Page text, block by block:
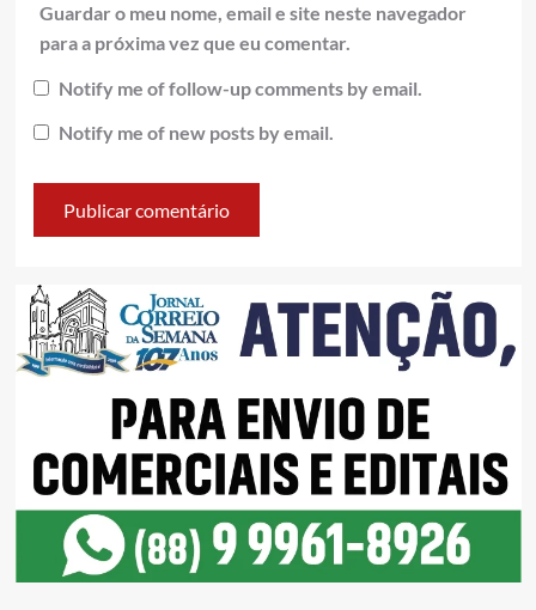
Guardar o meu nome, email e site neste navegador
para a próxima vez que eu comentar.
Notify me of follow-up comments by email.
Notify me of new posts by email.